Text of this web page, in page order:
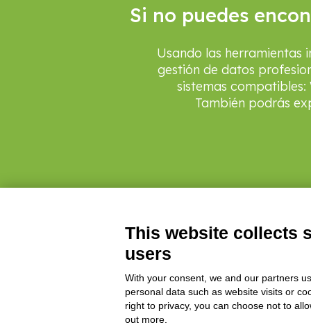
Si no puedes
Usando las herramientas
gestión de datos
sistemas compatibles:
También podrás
La plataforma de software D-One puede informatizar
en que trabaja. Software verticalizados para cada
creación de bases de datos a medida para las
This website collects
users
With your consent, we and our partners
personal data such as website visits or
right to privacy, you can choose not to
out more.